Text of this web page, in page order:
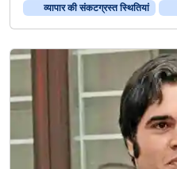
व्यापार की संकटग्रस्त स्थितियां